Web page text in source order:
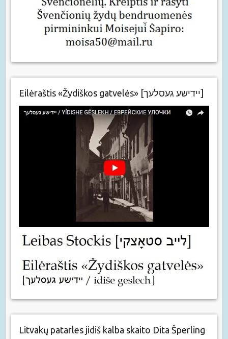
Eilėraštis «Žydiškos gatvelės» [יידישע געסלעך]
Litvakų patarles jidiš kalba skaito Dita Šperling